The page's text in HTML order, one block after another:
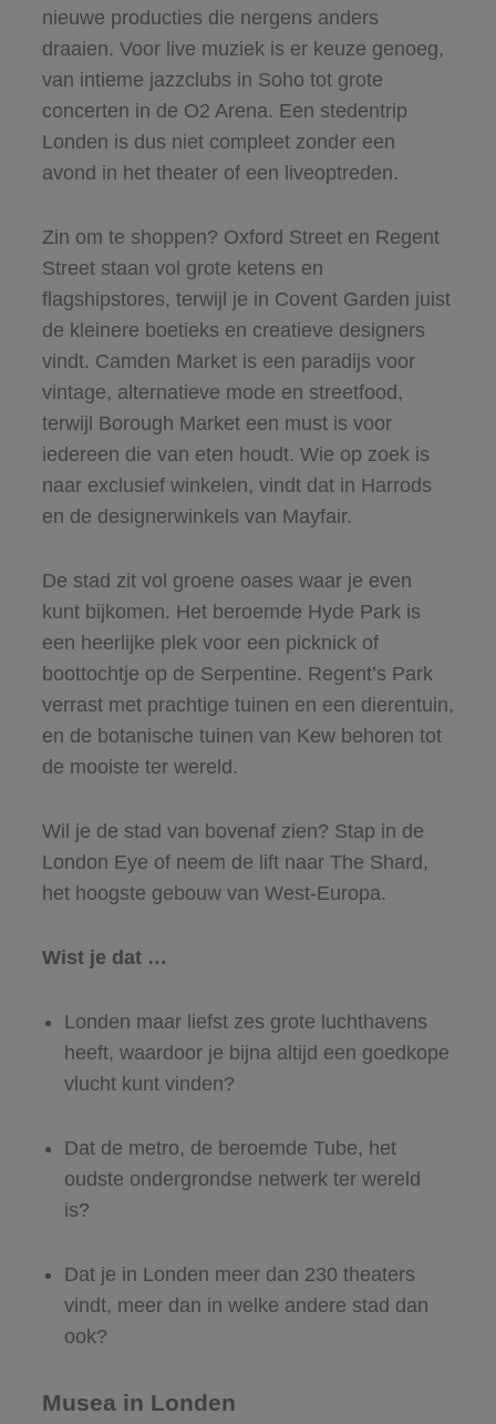
nieuwe producties die nergens anders
draaien. Voor live muziek is er keuze genoeg,
van intieme jazzclubs in Soho tot grote
concerten in de O2 Arena. Een stedentrip
Londen is dus niet compleet zonder een
avond in het theater of een liveoptreden.
Zin om te shoppen? Oxford Street en Regent
Street staan vol grote ketens en
flagshipstores, terwijl je in Covent Garden juist
de kleinere boetieks en creatieve designers
vindt. Camden Market is een paradijs voor
vintage, alternatieve mode en streetfood,
terwijl Borough Market een must is voor
iedereen die van eten houdt. Wie op zoek is
naar exclusief winkelen, vindt dat in Harrods
en de designerwinkels van Mayfair.
De stad zit vol groene oases waar je even
kunt bijkomen. Het beroemde Hyde Park is
een heerlijke plek voor een picknick of
boottochtje op de Serpentine. Regent’s Park
verrast met prachtige tuinen en een dierentuin,
en de botanische tuinen van Kew behoren tot
de mooiste ter wereld.
Wil je de stad van bovenaf zien? Stap in de
London Eye of neem de lift naar The Shard,
het hoogste gebouw van West-Europa.
Wist je dat …
Londen maar liefst zes grote luchthavens
heeft, waardoor je bijna altijd een goedkope
vlucht kunt vinden?
Dat de metro, de beroemde Tube, het
oudste ondergrondse netwerk ter wereld
is?
Dat je in Londen meer dan 230 theaters
vindt, meer dan in welke andere stad dan
ook?
Musea in Londen